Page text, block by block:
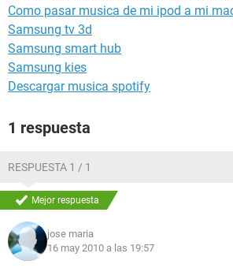
Como pasar musica de mi ipod a mi
Samsung tv 3d
Samsung smart hub
Samsung kies
Descargar musica spotify
1 respuesta
RESPUESTA 1 / 1
Mejor respuesta
jose maria
16 may 2010 a las 19:57